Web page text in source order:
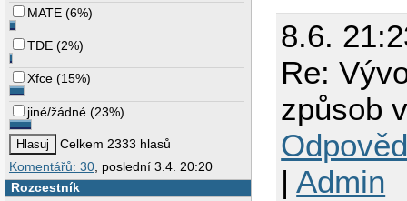
MATE (6%)
TDE (2%)
Xfce (15%)
jiné/žádné (23%)
Celkem 2333 hlasů
Komentářů: 30, poslední 3.4. 20:20
Rozcestník
8.6.
Re:
způsob
|Admin